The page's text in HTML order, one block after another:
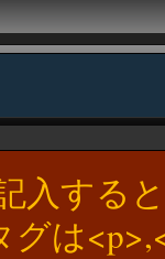
入する
グは